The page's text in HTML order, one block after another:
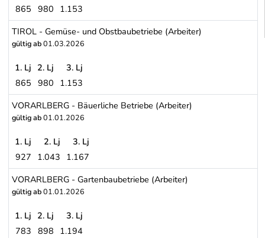
TIROL - Gartenbaubetriebe (Arbeiter)
865 980 1.153
TIROL - Gemüse- und Obstbaubetriebe (Arbeiter)
gültig ab01.03.2026
TIROL - Gemüse- und Obstbaubetriebe (Arbeiter)
1. Lj 2. Lj
3. Lj
865 980 1.153
VORARLBERG - Bäuerliche Betriebe (Arbeiter)
gültig ab01.01.2026
VORARLBERG - Bäuerliche Betriebe (Arbeiter)
1. Lj 2. Lj
3. Lj
927 1.043 1.167
VORARLBERG - Gartenbaubetriebe (Arbeiter)
gültig ab01.01.2026
1. Lj 2. Lj
3. Lj
783 898 1.194